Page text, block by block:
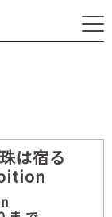
は宿る